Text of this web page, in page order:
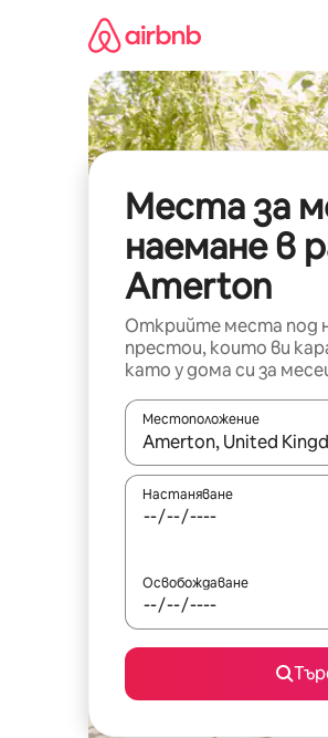
съдържанието
Места за
наемане в
Amerton
Открийте места под
престои, които ви
като у дома си за
Местоположение
Когато резултатите
Настаняване
Освобождаване